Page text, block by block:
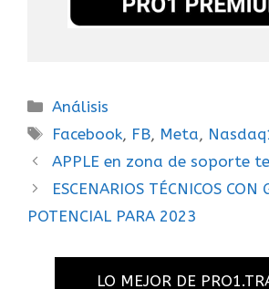
Análisis
Facebook, FB, Meta,
APPLE en zona de soporte
ESCENARIOS TÉCNICOS CON
POTENCIAL PARA 2023
LO MEJOR DE